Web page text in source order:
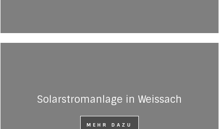
Solarstromanlage in Weissach
MEHR DAZU